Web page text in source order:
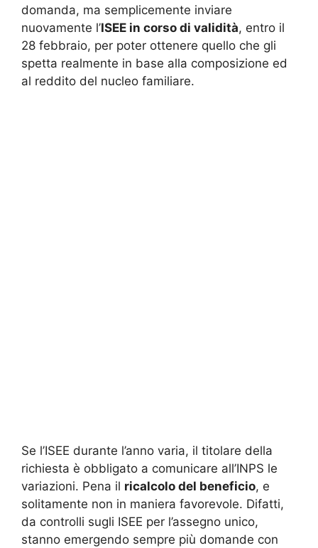
domanda, ma semplicemente inviare
nuovamente l’ISEE in corso di validità, entro il
28 febbraio, per poter ottenere quello che gli
spetta realmente in base alla composizione ed
al reddito del nucleo familiare.
Se l’ISEE durante l’anno varia, il titolare della
richiesta è obbligato a comunicare all’INPS le
variazioni. Pena il ricalcolo del beneficio, e
solitamente non in maniera favorevole. Difatti,
da controlli sugli ISEE per l’assegno unico,
stanno emergendo sempre più domande con